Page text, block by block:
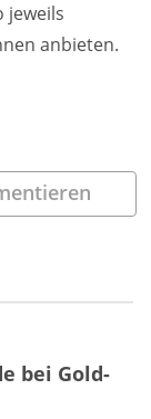
jeweils
anbieten.
bei Gold-